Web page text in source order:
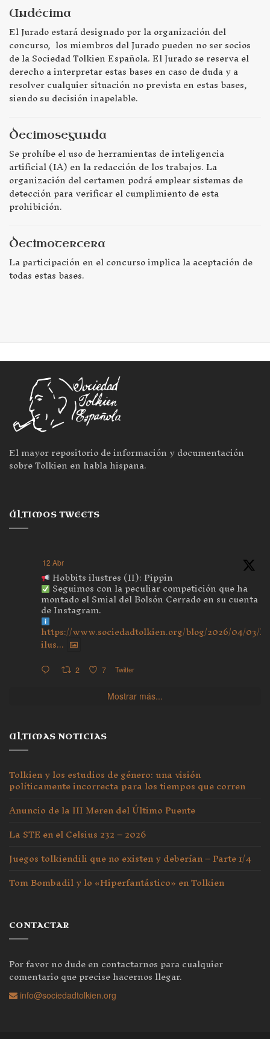
Undécima
El Jurado estará designado por la organización del
concurso, los miembros del Jurado pueden no ser socios
de la Sociedad Tolkien Española. El Jurado se reserva el
derecho a interpretar estas bases en caso de duda y a
resolver cualquier situación no prevista en estas bases,
siendo su decisión inapelable.
Decimosegunda
Se prohíbe el uso de herramientas de inteligencia
artificial (IA) en la redacción de los trabajos. La
organización del certamen podrá emplear sistemas de
detección para verificar el cumplimiento de esta
prohibición.
Decimotercera
La participación en el concurso implica la aceptación de
todas estas bases.
El mayor repositorio de información y documentación
sobre Tolkien en habla hispana.
ÚLTIMOS TWEETS
12 Abr
Hobbits ilustres (II): Pippin
Seguimos con la peculiar competición que ha
montado el Smial del Bolsón Cerrado en su cuenta
de Instagram.
https://www.sociedadtolkien.org/blog/2026/04/03/
ilus...
2 7 Twitter
Mostrar más...
ULTIMAS NOTICIAS
Tolkien y los estudios de género: una visión
políticamente incorrecta para los tiempos que corren
Anuncio de la III Meren del Último Puente
La STE en el Celsius 232 – 2026
Juegos tolkiendili que no existen y deberían – Parte 1/4
Tom Bombadil y lo «Hiperfantástico» en Tolkien
CONTACTAR
Por favor no dude en contactarnos para cualquier
comentario que precise hacernos llegar.
info@sociedadtolkien.org